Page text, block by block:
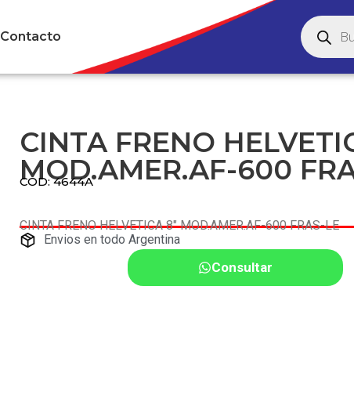
Contacto
CINTA FRENO
MOD.AMER.AF-600
COD: 4644A
CINTA FRENO HELVETICA 8″ MOD.AMER.AF-600 FRAS-LE
Envios en todo Argentina
Consultar